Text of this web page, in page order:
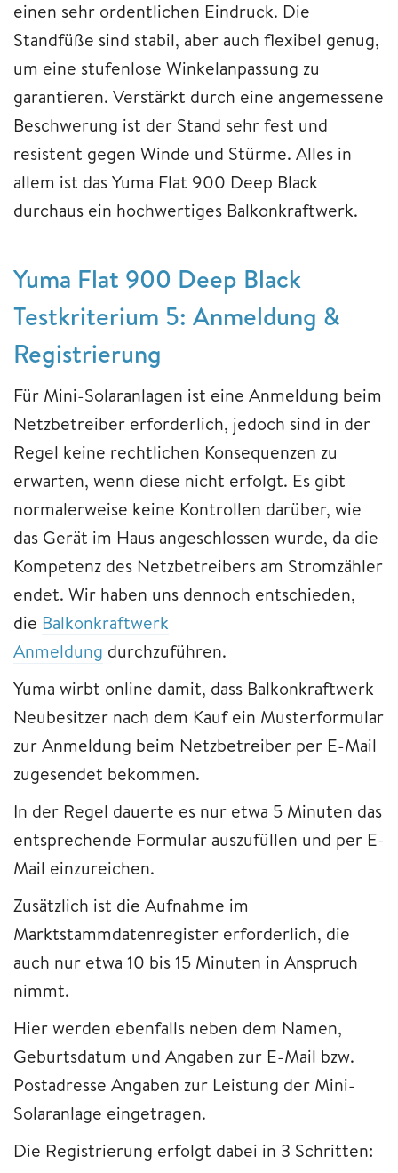
einen sehr ordentlichen Eindruck. Die
Standfüße sind stabil, aber auch flexibel genug,
um eine stufenlose Winkelanpassung zu
garantieren. Verstärkt durch eine angemessene
Beschwerung ist der Stand sehr fest und
resistent gegen Winde und Stürme. Alles in
allem ist das Yuma Flat 900 Deep Black
durchaus ein hochwertiges Balkonkraftwerk.
Yuma Flat 900 Deep Black
Testkriterium 5: Anmeldung &
Registrierung
Für Mini-Solaranlagen ist eine Anmeldung beim
Netzbetreiber erforderlich, jedoch sind in der
Regel keine rechtlichen Konsequenzen zu
erwarten, wenn diese nicht erfolgt. Es gibt
normalerweise keine Kontrollen darüber, wie
das Gerät im Haus angeschlossen wurde, da die
Kompetenz des Netzbetreibers am Stromzähler
endet. Wir haben uns dennoch entschieden,
die Balkonkraftwerk
Anmeldung durchzuführen.
Yuma wirbt online damit, dass Balkonkraftwerk
Neubesitzer nach dem Kauf ein Musterformular
zur Anmeldung beim Netzbetreiber per E-Mail
zugesendet bekommen.
In der Regel dauerte es nur etwa 5 Minuten das
entsprechende Formular auszufüllen und per E-
Mail einzureichen.
Zusätzlich ist die Aufnahme im
Marktstammdatenregister erforderlich, die
auch nur etwa 10 bis 15 Minuten in Anspruch
nimmt.
Hier werden ebenfalls neben dem Namen,
Geburtsdatum und Angaben zur E-Mail bzw.
Postadresse Angaben zur Leistung der Mini-
Solaranlage eingetragen.
Die Registrierung erfolgt dabei in 3 Schritten: